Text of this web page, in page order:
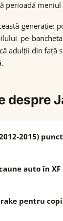
perioadă
generație:
pe
adulții din
despre
2015)
auto în
pentru